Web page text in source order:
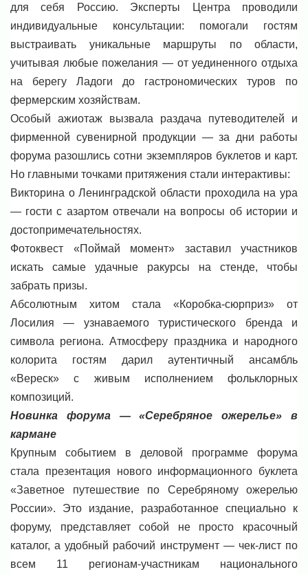
для себя Россию. Эксперты Центра проводили
индивидуальные консультации: помогали гостям
выстраивать уникальные маршруты по области,
учитывая любые пожелания — от уединенного отдыха
на берегу Ладоги до гастрономических туров по
фермерским хозяйствам.
Особый ажиотаж вызвала раздача путеводителей и
фирменной сувенирной продукции — за дни работы
форума разошлись сотни экземпляров буклетов и карт.
Но главными точками притяжения стали интерактивы:
Викторина о Ленинградской области проходила на ура
— гости с азартом отвечали на вопросы об истории и
достопримечательностях.
Фотоквест «Поймай момент» заставил участников
искать самые удачные ракурсы на стенде, чтобы
забрать призы.
Абсолютным хитом стала «Коробка-сюрприз» от
Лосилия — узнаваемого туристического бренда и
символа региона. Атмосферу праздника и народного
колорита гостям дарил аутентичный ансамбль
«Вереск» с живым исполнением фольклорных
композиций.
Новинка форума — «Серебряное ожерелье» в
кармане
Крупным событием в деловой программе форума
стала презентация нового информационного буклета
«Заветное путешествие по Серебряному ожерелью
России». Это издание, разработанное специально к
форуму, представляет собой не просто красочный
каталог, а удобный рабочий инструмент — чек-лист по
всем 11 регионам-участникам национального